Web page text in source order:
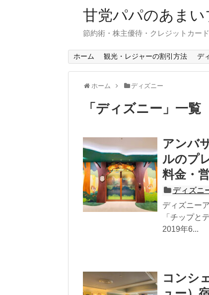
甘党パパのあま
節約術・株主優待・クレジットカー
ホーム 観光・レジャーの割引方法 デ
ホーム ディズニー
「 ディズニー 」 一覧
アンバ
ルのプ
料金・
ディズニ
ディズニー
「チップと
2019年6...
コンシ